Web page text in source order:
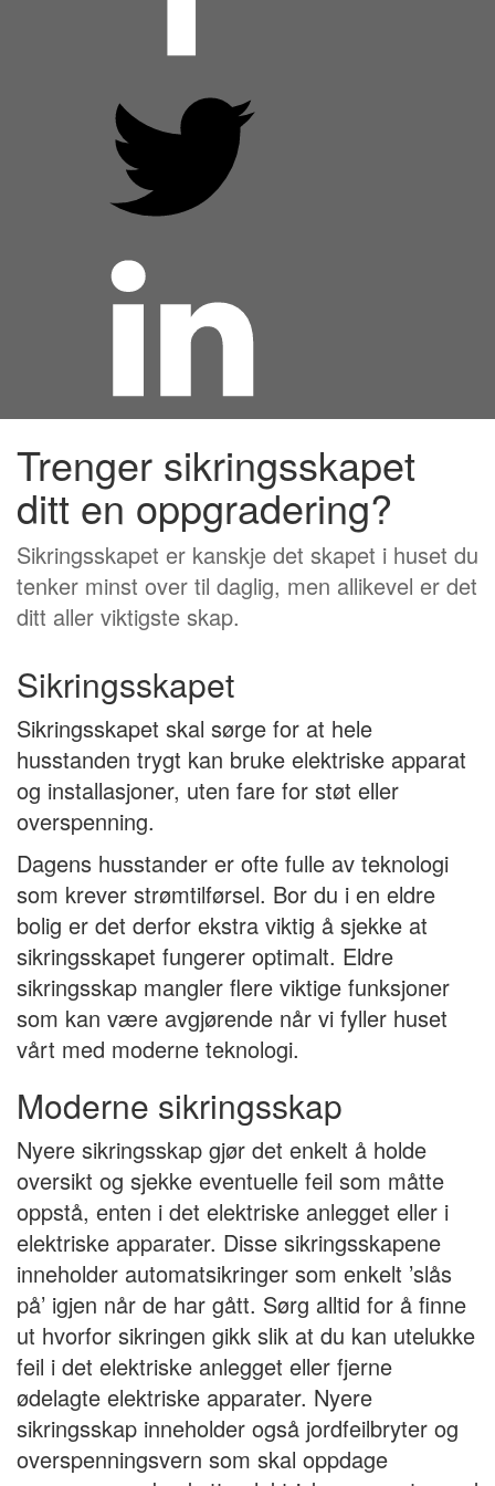
Trenger sikringsskapet
ditt en oppgradering?
Sikringsskapet er kanskje det skapet i huset du
tenker minst over til daglig, men allikevel er det
ditt aller viktigste skap.
Sikringsskapet
Sikringsskapet skal sørge for at hele
husstanden trygt kan bruke elektriske apparat
og installasjoner, uten fare for støt eller
overspenning.
Dagens husstander er ofte fulle av teknologi
som krever strømtilførsel. Bor du i en eldre
bolig er det derfor ekstra viktig å sjekke at
sikringsskapet fungerer optimalt. Eldre
sikringsskap mangler flere viktige funksjoner
som kan være avgjørende når vi fyller huset
vårt med moderne teknologi.
Moderne sikringsskap
Nyere sikringsskap gjør det enkelt å holde
oversikt og sjekke eventuelle feil som måtte
oppstå, enten i det elektriske anlegget eller i
elektriske apparater. Disse sikringsskapene
inneholder automatsikringer som enkelt ’slås
på’ igjen når de har gått. Sørg alltid for å finne
ut hvorfor sikringen gikk slik at du kan utelukke
feil i det elektriske anlegget eller fjerne
ødelagte elektriske apparater. Nyere
sikringsskap inneholder også jordfeilbryter og
overspenningsvern som skal oppdage